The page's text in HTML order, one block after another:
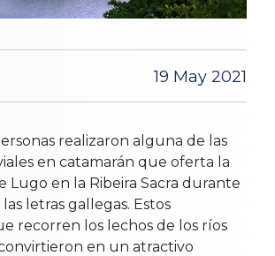
19 May 2021
realizaron alguna de las
en catamarán que oferta la
Lugo en la Ribeira Sacra durante
letras gallegas. Estos
recorren los lechos de los ríos
convirtieron en un atractivo